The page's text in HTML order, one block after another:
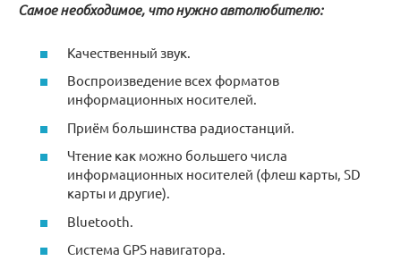
Самое необходимое, что нужно автолюбителю:
Качественный звук.
Воспроизведение всех форматов
информационных носителей.
Приём большинства радиостанций.
Чтение как можно большего числа
информационных носителей (флеш карты, SD
карты и другие).
Bluetooth.
Система GPS навигатора.